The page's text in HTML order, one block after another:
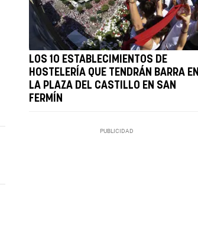
LOS 10 ESTABLECIMIENTOS DE
HOSTELERÍA QUE TENDRÁN BARRA EN
LA PLAZA DEL CASTILLO EN SAN
FERMÍN